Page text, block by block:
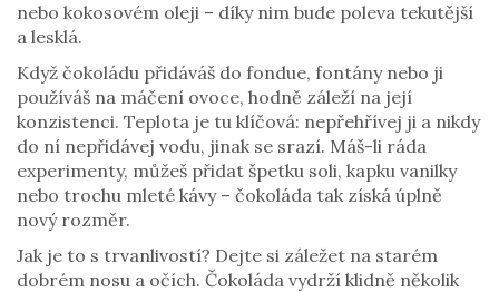
nebo kokosovém oleji – díky nim bude poleva tekutější
a lesklá.
Když čokoládu přidáváš do fondue, fontány nebo ji
používáš na máčení ovoce, hodně záleží na její
konzistenci. Teplota je tu klíčová: nepřehřívej ji a nikdy
do ní nepřidávej vodu, jinak se srazí. Máš-li ráda
experimenty, můžeš přidat špetku soli, kapku vanilky
nebo trochu mleté kávy – čokoláda tak získá úplně
nový rozměr.
Jak je to s trvanlivostí? Dejte si záležet na starém
dobrém nosu a očích. Čokoláda vydrží klidně několik